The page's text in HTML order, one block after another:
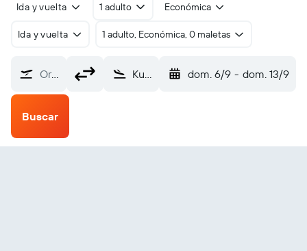
Ida y vuelta 1 adulto Económica
Ida y vuelta 1 adulto, Económica, 0 maletas
Origen Kugluktuk (YCO) dom. 6/9 - dom. 13/9
Buscar